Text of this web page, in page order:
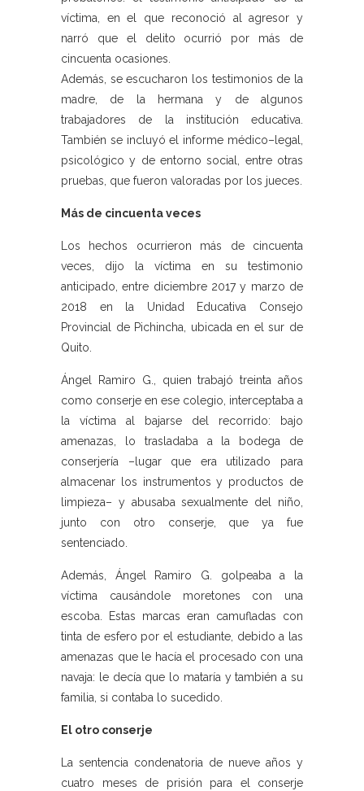
víctima, en el que reconoció al agresor y
narró que el delito ocurrió por más de
cincuenta ocasiones.
Además, se escucharon los testimonios de la
madre, de la hermana y de algunos
trabajadores de la institución educativa.
También se incluyó el informe médico–legal,
psicológico y de entorno social, entre otras
pruebas, que fueron valoradas por los jueces.
Más de cincuenta veces
Los hechos ocurrieron más de cincuenta
veces, dijo la víctima en su testimonio
anticipado, entre diciembre 2017 y marzo de
2018 en la Unidad Educativa Consejo
Provincial de Pichincha, ubicada en el sur de
Quito.
Ángel Ramiro G., quien trabajó treinta años
como conserje en ese colegio, interceptaba a
la víctima al bajarse del recorrido: bajo
amenazas, lo trasladaba a la bodega de
conserjería –lugar que era utilizado para
almacenar los instrumentos y productos de
limpieza– y abusaba sexualmente del niño,
junto con otro conserje, que ya fue
sentenciado.
Además, Ángel Ramiro G. golpeaba a la
víctima causándole moretones con una
escoba. Estas marcas eran camufladas con
tinta de esfero por el estudiante, debido a las
amenazas que le hacía el procesado con una
navaja: le decía que lo mataría y también a su
familia, si contaba lo sucedido.
El otro conserje
La sentencia condenatoria de nueve años y
cuatro meses de prisión para el conserje